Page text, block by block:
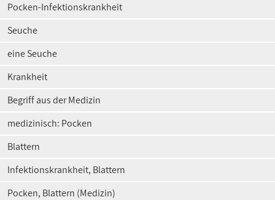
Pocken-Infektionskrankheit
Seuche
eine Seuche
Krankheit
Begriff aus der Medizin
medizinisch: Pocken
Blattern
Infektionskrankheit, Blattern
Pocken, Blattern (Medizin)